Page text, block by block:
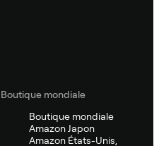
Boutique mondiale
Boutique mondiale
Amazon Japon
Amazon États-Unis,